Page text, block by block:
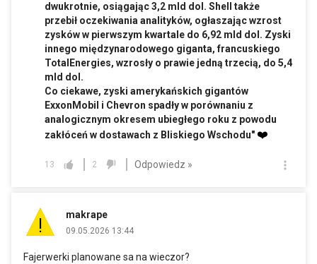
dwukrotnie, osiągając 3,2 mld dol. Shell także
przebił oczekiwania analityków, ogłaszając wzrost
zysków w pierwszym kwartale do 6,92 mld dol. Zyski
innego międzynarodowego giganta, francuskiego
TotalEnergies, wzrosły o prawie jedną trzecią, do 5,4
mld dol.
Co ciekawe, zyski amerykańskich gigantów
ExxonMobil i Chevron spadły w porównaniu z
analogicznym okresem ubiegłego roku z powodu
zakłóceń w dostawach z Bliskiego Wschodu" ❤️
13 2 Odpowiedz »
makrape
09.05.2026 13:44
Fajerwerki planowane sa na wieczor?